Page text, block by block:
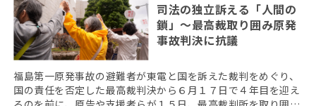
司法の独立訴える「人間の
鎖」〜最高裁取り囲み原発
事故判決に抗議
福島第一原発事故の避難者が東電と国を訴えた裁判をめぐり、
国の責任を否定した最高裁判決から６月１７日で４年目を迎え